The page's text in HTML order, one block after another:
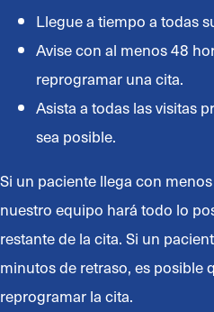
Llegue a tiempo a todas
Avise con al menos 48
reprogramar una cita.
Asista a todas las visitas
sea posible.
Si un paciente llega con
nuestro equipo hará todo lo
restante de la cita. Si un
minutos de retraso, es posible
reprogramar la cita.